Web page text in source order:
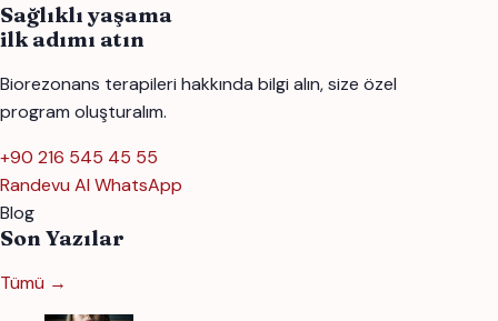
Sağlıklı yaşama
ilk adımı atın
Biorezonans terapileri hakkında bilgi alın, size özel
program oluşturalım.
+90 216 545 45 55
Randevu Al WhatsApp
Blog
Son Yazılar
Tümü →